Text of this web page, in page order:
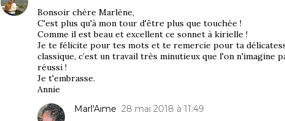
Bonsoir chère Marlène,
C'est plus qu'à mon tour d'être plus que touchée !
Comme il est beau et excellent ce sonnet à kirielle !
Je te félicite pour tes mots et te remercie pour ta
classique, c’est un travail très minutieux que l'on n'imagine
réussi !
Je t'embrasse.
Annie
Marl'Aime 28 mai 2018 à 11:49